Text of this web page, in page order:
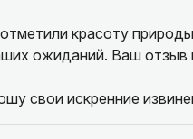
красоту
ожиданий. Ваш отзыв
свои искренние